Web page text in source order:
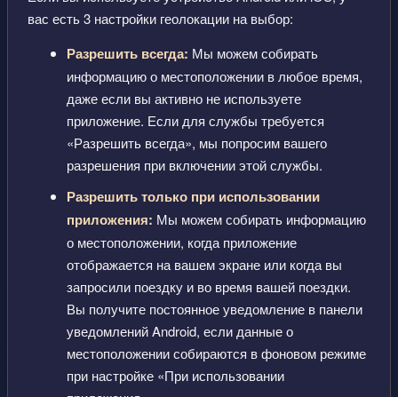
вас есть 3 настройки геолокации на выбор:
Разрешить всегда: Мы можем собирать
информацию о местоположении в любое время,
даже если вы активно не используете
приложение. Если для службы требуется
«Разрешить всегда», мы попросим вашего
разрешения при включении этой службы.
Разрешить только при использовании
приложения: Мы можем собирать информацию
о местоположении, когда приложение
отображается на вашем экране или когда вы
запросили поездку и во время вашей поездки.
Вы получите постоянное уведомление в панели
уведомлений Android, если данные о
местоположении собираются в фоновом режиме
при настройке «При использовании